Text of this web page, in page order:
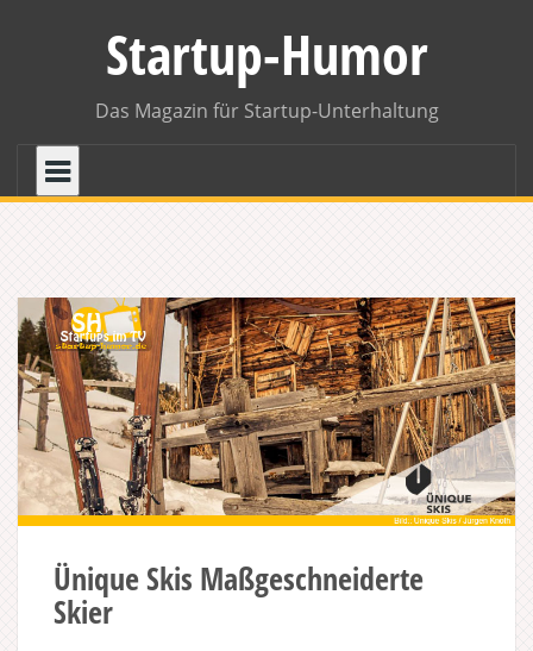
Startup-Humor
Das Magazin für Startup-Unterhaltung
Ünique Skis Maßgeschneiderte
Skier